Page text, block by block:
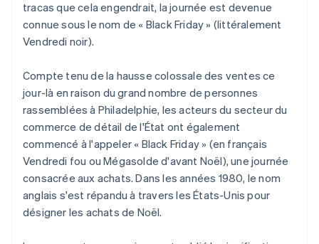
tracas que cela engendrait, la journée est devenue
connue sous le nom de « Black Friday » (littéralement
Vendredi noir).
Compte tenu de la hausse colossale des ventes ce
jour-là en raison du grand nombre de personnes
rassemblées à Philadelphie, les acteurs du secteur du
commerce de détail de l'État ont également
commencé à l'appeler « Black Friday » (en français
Vendredi fou ou Mégasolde d'avant Noël), une journée
consacrée aux achats. Dans les années 1980, le nom
anglais s'est répandu à travers les États-Unis pour
désigner les achats de Noël.